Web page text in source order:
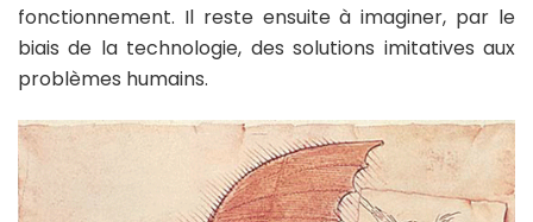
fonctionnement. Il reste ensuite à imaginer, par le
biais de la technologie, des solutions imitatives aux
problèmes humains.